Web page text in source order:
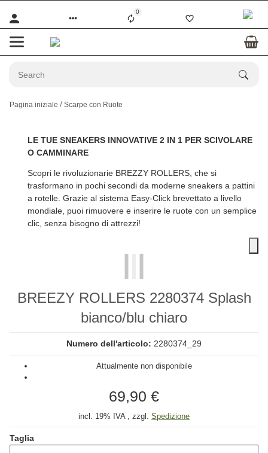
0
Pagina iniziale Scarpe con Ruote
LE TUE SNEAKERS INNOVATIVE 2 IN 1 PER SCIVOLARE
O CAMMINARE
Scopri le rivoluzionarie BREZZY ROLLERS , che si
trasformano in pochi secondi da moderne sneakers a pattini
a rotelle. Grazie al sistema Easy-Click brevettato a livello
mondiale, puoi rimuovere e inserire le ruote con un semplice
clic, senza bisogno di attrezzi!
BREEZY ROLLERS 2280374 Splash
bianco/blu chiaro
Numero dell'articolo: 2280374_29
Attualmente non disponibile
69,90 €
incl. 19% IVA , zzgl. Spedizione
Taglia